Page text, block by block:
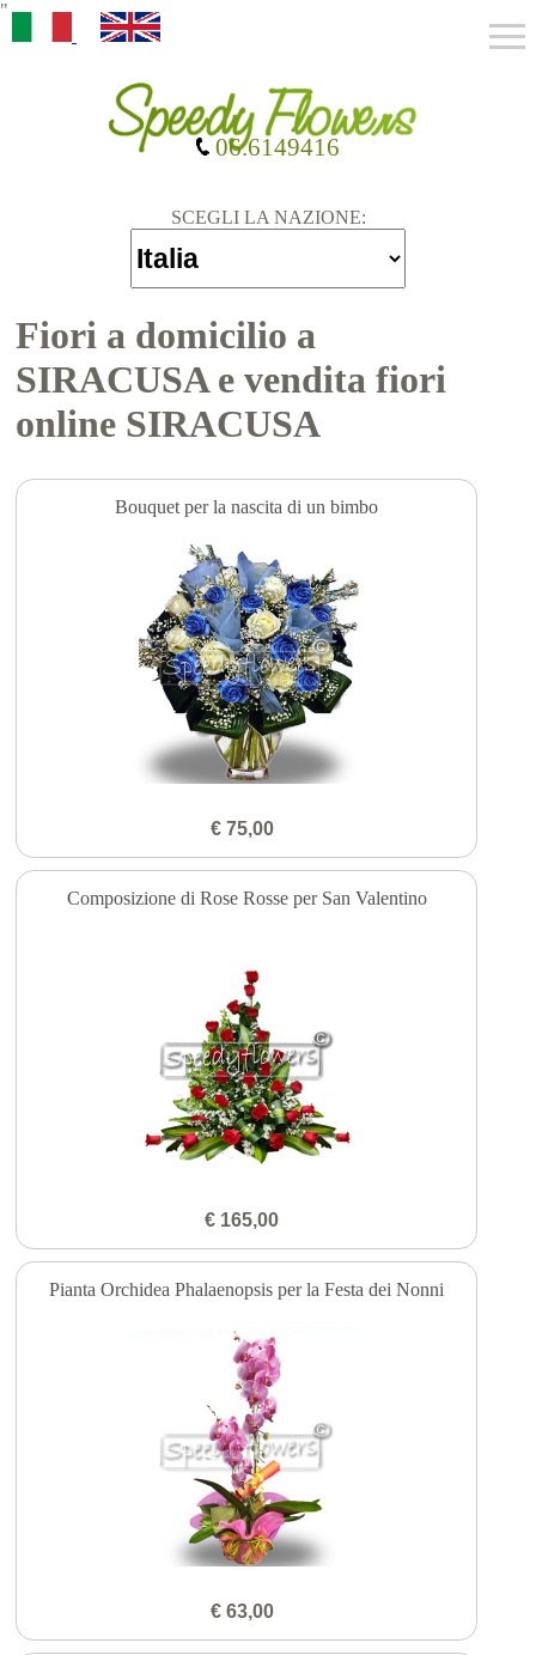
"
SCEGLI LA NAZIONE:
06.6149416
Fiori a domicilio a
SIRACUSA e vendita fiori
online SIRACUSA
Bouquet per la nascita di un bimbo
€ 75,00
Composizione di Rose Rosse per San Valentino
€ 165,00
Pianta Orchidea Phalaenopsis per la Festa dei Nonni
€ 63,00